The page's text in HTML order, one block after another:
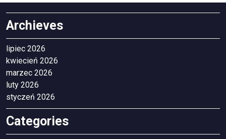
Archieves
lipiec 2026
kwiecień 2026
marzec 2026
luty 2026
styczeń 2026
Categories